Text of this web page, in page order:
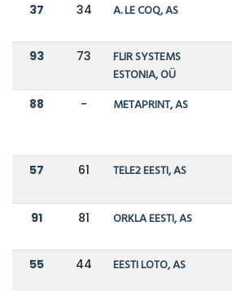
37 34 A. LE COQ, AS
93 73
FLIR SYSTEMS
ESTONIA, OÜ
88 - METAPRINT, AS
57 61 TELE2 EESTI, AS
91 81 ORKLA EESTI, AS
55 44 EESTI LOTO, AS